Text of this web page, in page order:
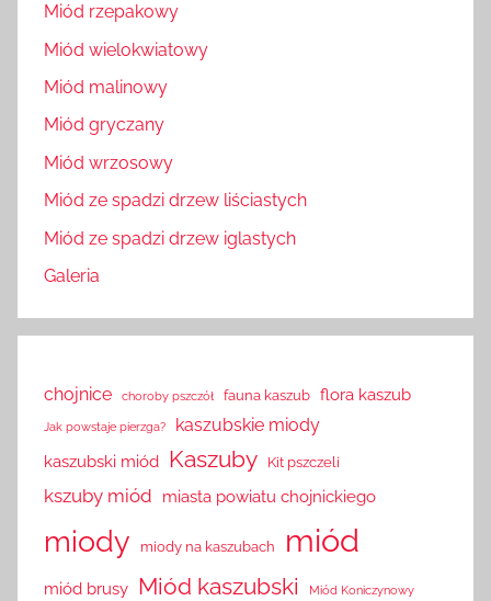
Miód rzepakowy
Miód wielokwiatowy
Miód malinowy
Miód gryczany
Miód wrzosowy
Miód ze spadzi drzew liściastych
Miód ze spadzi drzew iglastych
Galeria
chojnice choroby pszczół fauna kaszub flora kaszub
Jak powstaje pierzga? kaszubskie miody
kaszubski miód Kaszuby Kit pszczeli
kszuby miód miasta powiatu chojnickiego
miody miody na kaszubach miód
miód brusy Miód kaszubski Miód Koniczynowy